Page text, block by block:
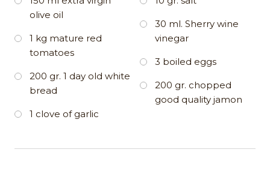
olive oil
1 kg mature red
tomatoes
200 gr. 1 day old white
bread
1 clove of garlic
30 ml. Sherry wine
vinegar
3 boiled eggs
200 gr. chopped
good quality jamon